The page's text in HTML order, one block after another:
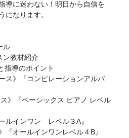
導に迷わない！明日から自信を
になります。
ル
ン教材紹介
導のポイント
》『コンピレーションアルバ
》『ベーシックス ピアノ レベル
ルインワン レベル３A』
オールインワンレベル４B』